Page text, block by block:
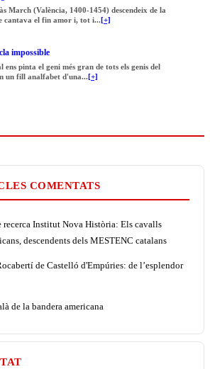
March (València, 1400-1454) descendeix de la
cantava el fin amor i, tot i... [+]
impossible
pinta el geni més gran de tots els genis del
un fill analfabet d'una... [+]
COMENTATS
recerca Institut Nova Història: Els cavalls
descendents dels MESTENC catalans
de Castelló d'Empúries: de l’esplendor
de la bandera americana